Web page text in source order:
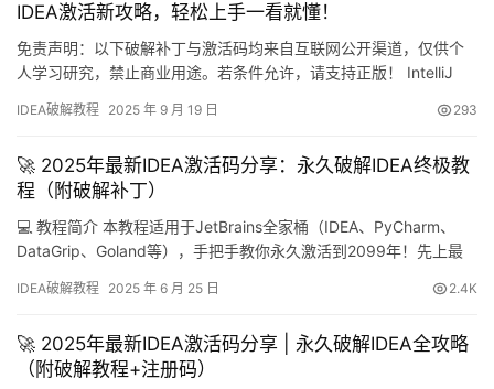
IDEA激活新攻略，轻松上手一看就懂！
免责声明：以下破解补丁与激活码均来自互联网公开渠道，仅供个
人学习研究，禁止商业用途。若条件允许，请支持正版！ IntelliJ
均可流畅运行。本文将手把手演示如何借助破解补丁永久解锁全部
骤完全一…
IDEA破解教程 2025 年 9 月 19 日 293
🚀 2025年最新IDEA激活码分享：永久破解IDEA终极教
程（附破解补丁）
💻 教程简介 本教程适用于JetBrains全家桶（IDEA、PyCharm、
DataGrip、Goland等），手把手教你永久激活到2099年！先上最
📥 安装包下载 还没下载IDEA的小伙伴看这里：1. 访问官网：
IDEA破解教程 2025 年 6 月 25 日 2.4K
🚀 2025年最新IDEA激活码分享 | 永久破解IDEA全攻略
（附破解教程+注册码）